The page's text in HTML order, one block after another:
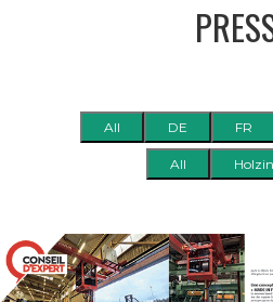
All DE FR
All